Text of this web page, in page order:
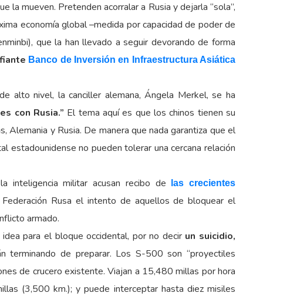
mueven. Pretenden acorralar a Rusia y dejarla “sola”,
economía global –medida por capacidad de poder de
que la han llevado a seguir devorando de forma
Banco de Inversión en Infraestructura Asiática
alto nivel, la canciller alemana, Ángela Merkel, se ha
con Rusia.” El tema aquí es que los chinos tienen su
Alemania y Rusia. De manera que nada garantiza que el
estadounidense no pueden tolerar una cercana relación
inteligencia militar acusan recibo de
las crecientes
Rusa el intento de aquellos de bloquear el
armado.
para el bloque occidental, por no decir un suicidio,
terminando de preparar. Los S-500 son “proyectiles
de crucero existente. Viajan a 15,480 millas por hora
(3,500 km.); y puede interceptar hasta diez misiles